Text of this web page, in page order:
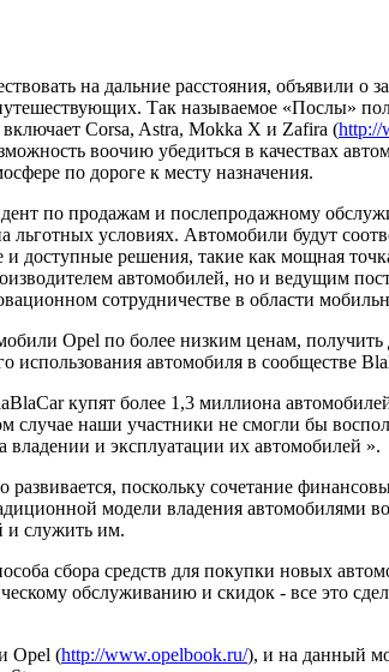
на дальние расстояния, объявили о
Так называемое «Послы»
Corsa, Astra, Mokka X и Zafira (http://
воочию убедиться в качествах
по дороге к месту назначения.
по продажам и послепродажному
льготных условиях. Автомобили будут
доступные решения, такие как мощная
автомобилей, но и ведущим
сотрудничестве в области
Opel по более низким ценам,
использования автомобиля в сообществе
купят более 1,3 миллиона
случае наши участники не смогли бы
владении и эксплуатации их автомобилей ».
поскольку сочетание
модели владения автомобилями
и служить им.
сбора средств для покупки новых
обслуживанию и скидок - все это
Opel (http://www.opelbook.ru/), и на данный